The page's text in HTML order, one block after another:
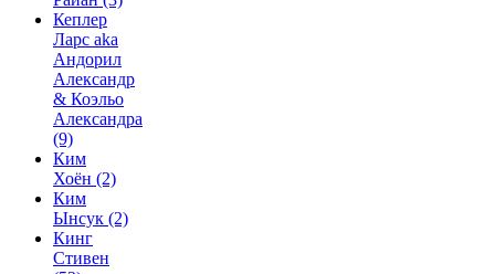
Кеплер
Ларс aka
Андорил
Александр
& Коэльо
Александра
(9)
Ким
Хоён (2)
Ким
Ынсук (2)
Кинг
Стивен